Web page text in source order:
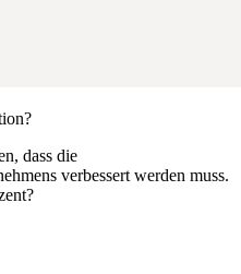
dass die
verbessert werden muss.